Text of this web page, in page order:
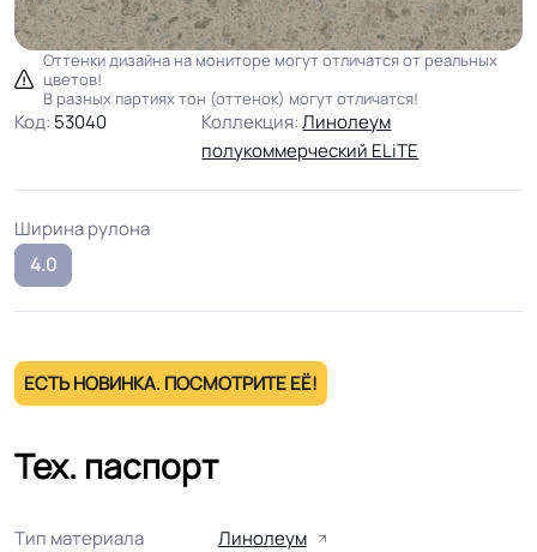
Оттенки дизайна на мониторе могут отличатся от реальных
цветов!
В разных партиях тон (оттенок) могут отличатся!
Код: 53040 Коллекция:Линолеум
полукоммерческий ELiTE
Ширина рулона
4.0
ЕСТЬ НОВИНКА. ПОСМОТРИТЕ ЕЁ!
Тех. паспорт
Тип материала Линолеум